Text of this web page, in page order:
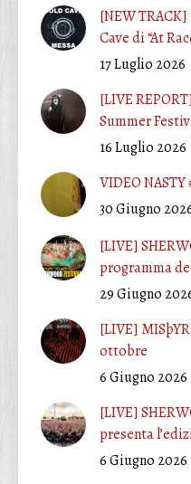
[NEW
Cave di “At
17 Luglio 2026
[LIVE
Summer
16 Luglio 2026
VIDEO NASTY
30 Giugno
[LIVE]
programma
29 Giugno
[LIVE]
ottobre
6 Giugno 2026
[LIVE]
presenta
6 Giugno 2026